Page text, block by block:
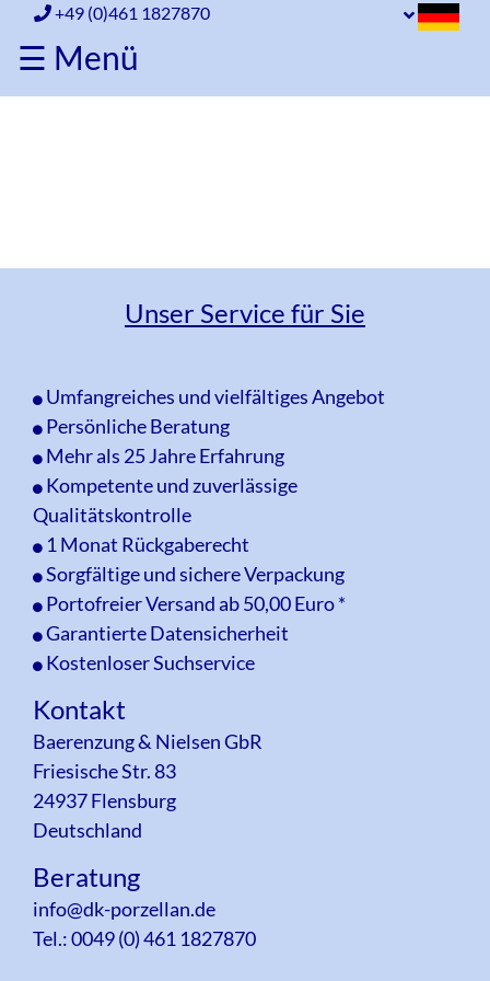
+49 (0)461 1827870
☰ Menü
Glas
Ankauf
Über
uns
Warenkorb
Anmelden
Silber
Versandinfo
Über
uns
Unser Service für Sie
Umfangreiches und vielfältiges Angebot
Persönliche Beratung
Mehr als 25 Jahre Erfahrung
Kompetente und zuverlässige
Qualitätskontrolle
1 Monat Rückgaberecht
Sorgfältige und sichere Verpackung
Portofreier Versand ab 50,00 Euro *
Garantierte Datensicherheit
Kostenloser Suchservice
Kontakt
Baerenzung & Nielsen GbR
Friesische Str. 83
24937 Flensburg
Deutschland
Beratung
info@dk-porzellan.de
Tel.: 0049 (0) 461 1827870